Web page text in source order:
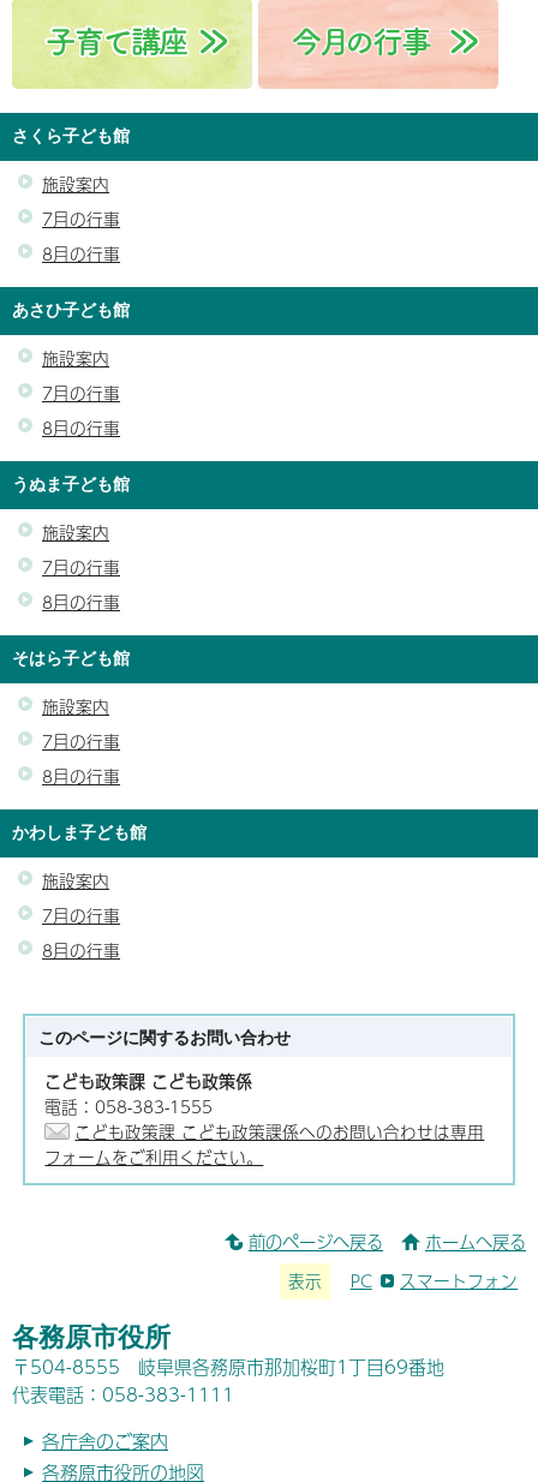
さくら子ども館
施設案内
7月の行事
8月の行事
あさひ子ども館
施設案内
7月の行事
8月の行事
うぬま子ども館
施設案内
7月の行事
8月の行事
そはら子ども館
施設案内
7月の行事
8月の行事
かわしま子ども館
施設案内
7月の行事
8月の行事
このページに関するお問い合わせ
こども政策課 こども政策係
電話：058-383-1555
こども政策課 こども政策課係へのお問い合わせは専用
フォームをご利用ください。
前のページへ戻る ホームへ戻る
表示 PC スマートフォン
各務原市役所
〒504-8555 岐阜県各務原市那加桜町1丁目69番地
代表電話：058-383-1111
各庁舎のご案内
各務原市役所の地図